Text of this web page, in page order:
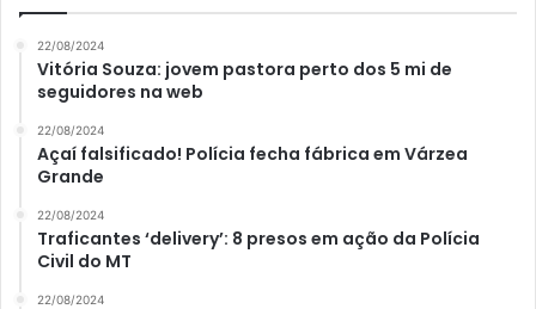
22/08/2024
Vitória Souza: jovem pastora perto dos 5 mi de
seguidores na web
22/08/2024
Açaí falsificado! Polícia fecha fábrica em Várzea
Grande
22/08/2024
Traficantes ‘delivery’: 8 presos em ação da Polícia
Civil do MT
22/08/2024